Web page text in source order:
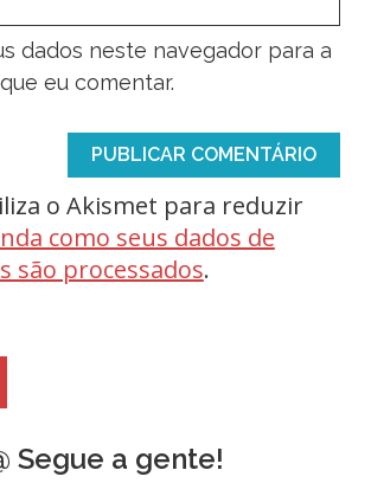
dados neste navegador para a
eu comentar.
o Akismet para reduzir
como seus dados de
são processados.
Segue a gente!